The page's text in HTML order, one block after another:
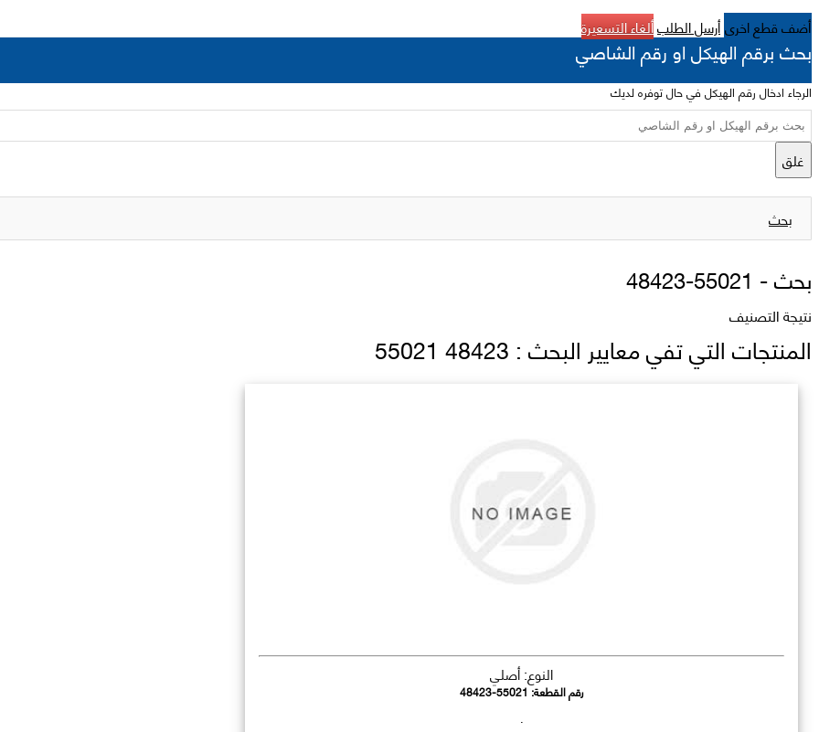
أضف قطع اخرىأرسل الطلبألغاء التسعيرة
بحث برقم الهيكل او رقم الشاصي
الرجاء ادخال رقم الهيكل في حال توفره لديك
غلق
بحث
بحث - 48423-55021
نتيجة التصنيف
المنتجات التي تفي معايير البحث : 48423 55021
النوع: أصلي
رقم القطعة:48423-55021
.